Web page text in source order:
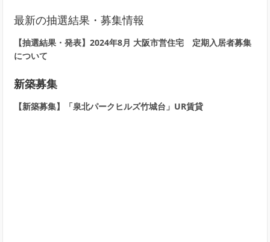
最新の抽選結果・募集情報
【抽選結果・発表】2024年8月 大阪市営住宅 定期入居者募集
について
新築募集
【新築募集】「泉北パークヒルズ竹城台」UR賃貸